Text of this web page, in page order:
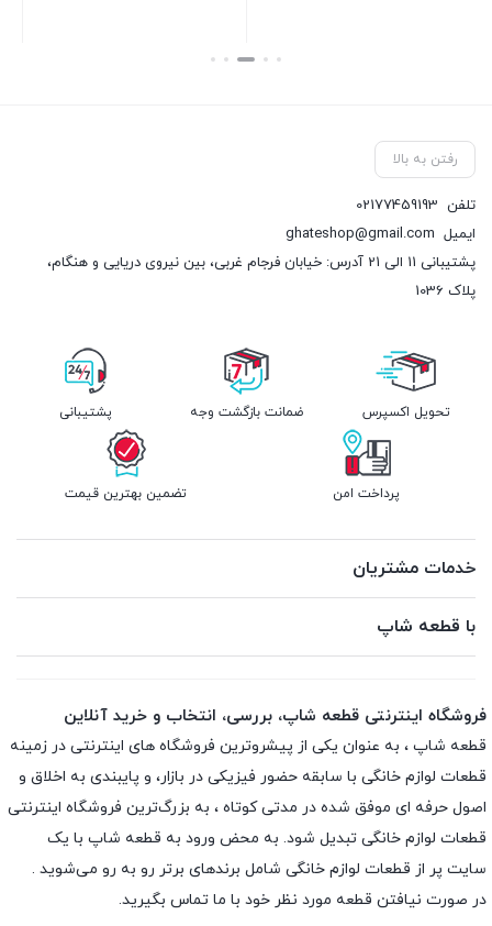
بستن
رفتن به بالا
تلفن 02177459193
ایمیل ghateshop@gmail.com
پشتیبانی 11 الی 21 آدرس: خیابان فرجام غربی، بین نیروی دریایی و هنگام،
پلاک 1036
تحویل اکسپرس ضمانت بازگشت وجه پشتیبانی
پرداخت امن تضمین بهترین قیمت
خدمات مشتریان
با قطعه شاپ
فروشگاه اینترنتی قطعه شاپ، بررسی، انتخاب و خرید آنلاین
قطعه شاپ ، به عنوان یکی از پیشروترین فروشگاه های اینترنتی در زمینه
قطعات لوازم خانگی با سابقه حضور فیزیکی در بازار، و پایبندی به اخلاق و
اصول حرفه ای موفق شده در مدتی کوتاه ، به بزرگ‌ترین فروشگاه اینترنتی
قطعات لوازم خانگی تبدیل شود. به محض ورود به قطعه شاپ با یک
سایت پر از قطعات لوازم خانگی شامل برندهای برتر رو به رو می‌شوید .
در صورت نیافتن قطعه مورد نظر خود با ما تماس بگیرید.